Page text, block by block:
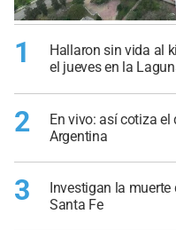
1
Hallaron sin vida al
el jueves en la
2
En vivo: así cotiza el
Argentina
3
Investigan la muerte
Santa Fe